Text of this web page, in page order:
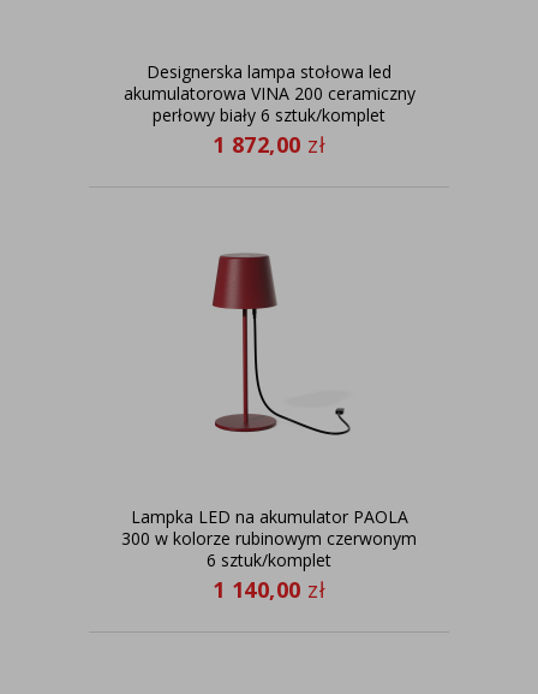
Designerska lampa stołowa led
akumulatorowa VINA 200 ceramiczny
perłowy biały 6 sztuk/komplet
1 872,00 zł
Lampka LED na akumulator PAOLA
300 w kolorze rubinowym czerwonym
6 sztuk/komplet
1 140,00 zł